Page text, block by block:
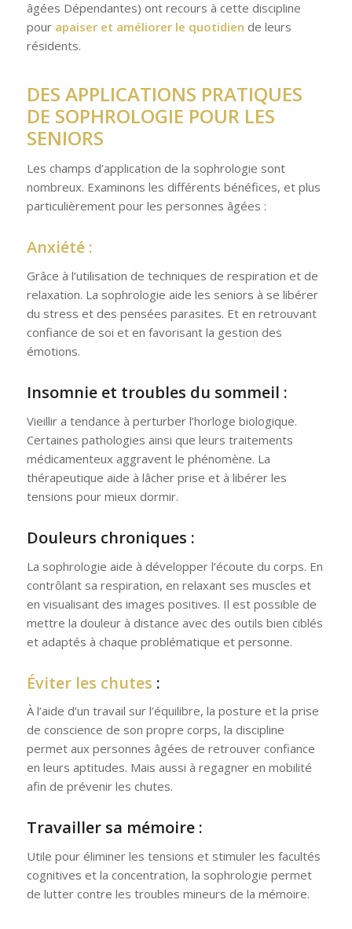
âgées Dépendantes) ont recours à cette discipline
pour apaiser et améliorer le quotidien de leurs
résidents.
DES APPLICATIONS PRATIQUES
DE SOPHROLOGIE POUR LES
SENIORS
Les champs d’application de la sophrologie sont
nombreux. Examinons les différents bénéfices, et plus
particulièrement pour les personnes âgées :
Anxiété :
Grâce à l’utilisation de techniques de respiration et de
relaxation. La sophrologie aide les seniors à se libérer
du stress et des pensées parasites. Et en retrouvant
confiance de soi et en favorisant la gestion des
émotions.
Insomnie et troubles du sommeil :
Vieillir a tendance à perturber l’horloge biologique.
Certaines pathologies ainsi que leurs traitements
médicamenteux aggravent le phénomène. La
thérapeutique aide à lâcher prise et à libérer les
tensions pour mieux dormir.
Douleurs chroniques :
La sophrologie aide à développer l’écoute du corps. En
contrôlant sa respiration, en relaxant ses muscles et
en visualisant des images positives. Il est possible de
mettre la douleur à distance avec des outils bien ciblés
et adaptés à chaque problématique et personne.
Éviter les chutes :
À l’aide d’un travail sur l’équilibre, la posture et la prise
de conscience de son propre corps, la discipline
permet aux personnes âgées de retrouver confiance
en leurs aptitudes. Mais aussi à regagner en mobilité
afin de prévenir les chutes.
Travailler sa mémoire :
Utile pour éliminer les tensions et stimuler les facultés
cognitives et la concentration, la sophrologie permet
de lutter contre les troubles mineurs de la mémoire.